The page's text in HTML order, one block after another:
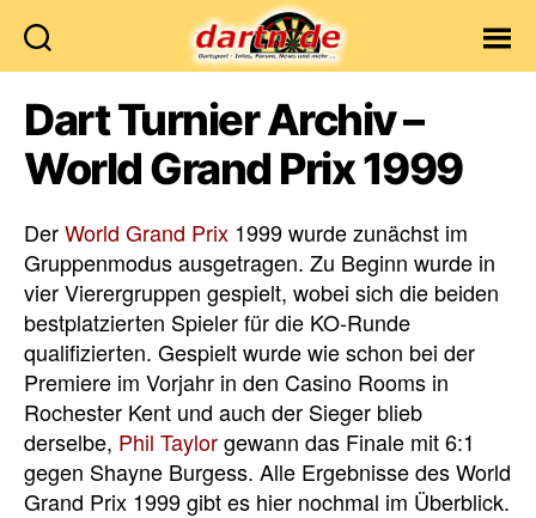
Dart Turnier Archiv –
World Grand Prix 1999
DerWorld Grand Prix 1999 wurde zunächst im
Gruppenmodus ausgetragen. Zu Beginn wurde in
vier Vierergruppen gespielt, wobei sich die beiden
bestplatzierten Spieler für die KO-Runde
qualifizierten. Gespielt wurde wie schon bei der
Premiere im Vorjahr in den Casino Rooms in
Rochester Kent und auch der Sieger blieb
derselbe, Phil Taylorgewann das Finale mit 6:1
gegen Shayne Burgess. Alle Ergebnisse des World
Grand Prix 1999 gibt es hier nochmal im Überblick.